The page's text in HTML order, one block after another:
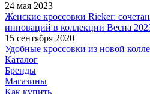
24 мая 2023
Женские кроссовки Rieker:
инноваций в коллекции Весна
15 сентября 2020
Удобные кроссовки из новой
Каталог
Бренды
Магазины
Как купить